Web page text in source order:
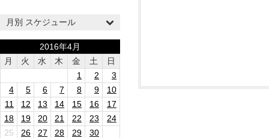
月別 スケジュール
2016年4月
月
火 水 木 金 土
日
1
2
3
4
5 6 7 8 9
10
11
12 13 14 15 16
17
18
19 20 21 22 23
24
25
26 27 28 29 30